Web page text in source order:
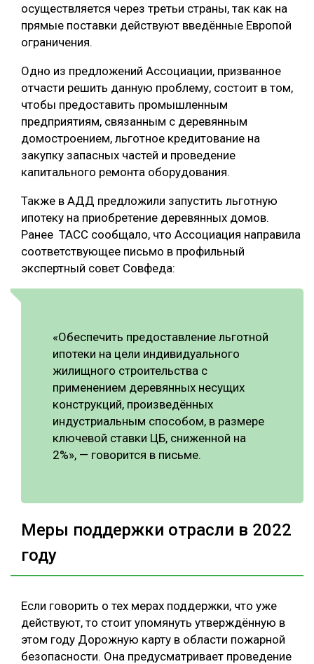
осуществляется через третьи страны, так как на
прямые поставки действуют введённые Европой
ограничения.
Одно из предложений Ассоциации, призванное
отчасти решить данную проблему, состоит в том,
чтобы предоставить промышленным
предприятиям, связанным с деревянным
домостроением, льготное кредитование на
закупку запасных частей и проведение
капитального ремонта оборудования.
Также в АДД предложили запустить льготную
ипотеку на приобретение деревянных домов.
Ранее ТАСС сообщало, что Ассоциация направила
соответствующее письмо в профильный
экспертный совет Совфеда:
«Обеспечить предоставление льготной
ипотеки на цели индивидуального
жилищного строительства с
применением деревянных несущих
конструкций, произведённых
индустриальным способом, в размере
ключевой ставки ЦБ, сниженной на
2%», — говорится в письме.
Меры поддержки отрасли в 2022
году
Если говорить о тех мерах поддержки, что уже
действуют, то стоит упомянуть утверждённую в
этом году Дорожную карту в области пожарной
безопасности. Она предусматривает проведение